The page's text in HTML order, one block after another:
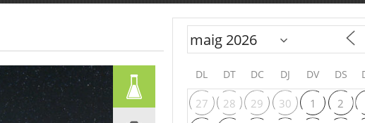
DL DT DC DJ DV DS
27 28 29 30 1 2